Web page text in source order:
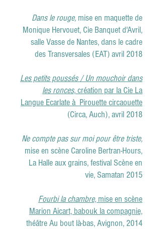
Dans le rouge, mise en maquette de
Monique Hervouet, Cie Banquet d'Avril,
salle Vasse de Nantes, dans le cadre
des Transversales (EAT) avril 2018
Les petits poussés / Un mouchoir dans
les ronces,création par la Cie La
Langue Ecarlate à Pirouette circaouette
(Circa, Auch), avril 2018
Ne compte pas sur moi pour être triste,
mise en scène Caroline Bertran-Hours,
La Halle aux grains, festival Scène en
vie, Samatan 2015
Fourbi la chambre, mise en scène
Marion Aicart, babouk la compagnie,
théâtre Au bout là-bas, Avignon, 2014